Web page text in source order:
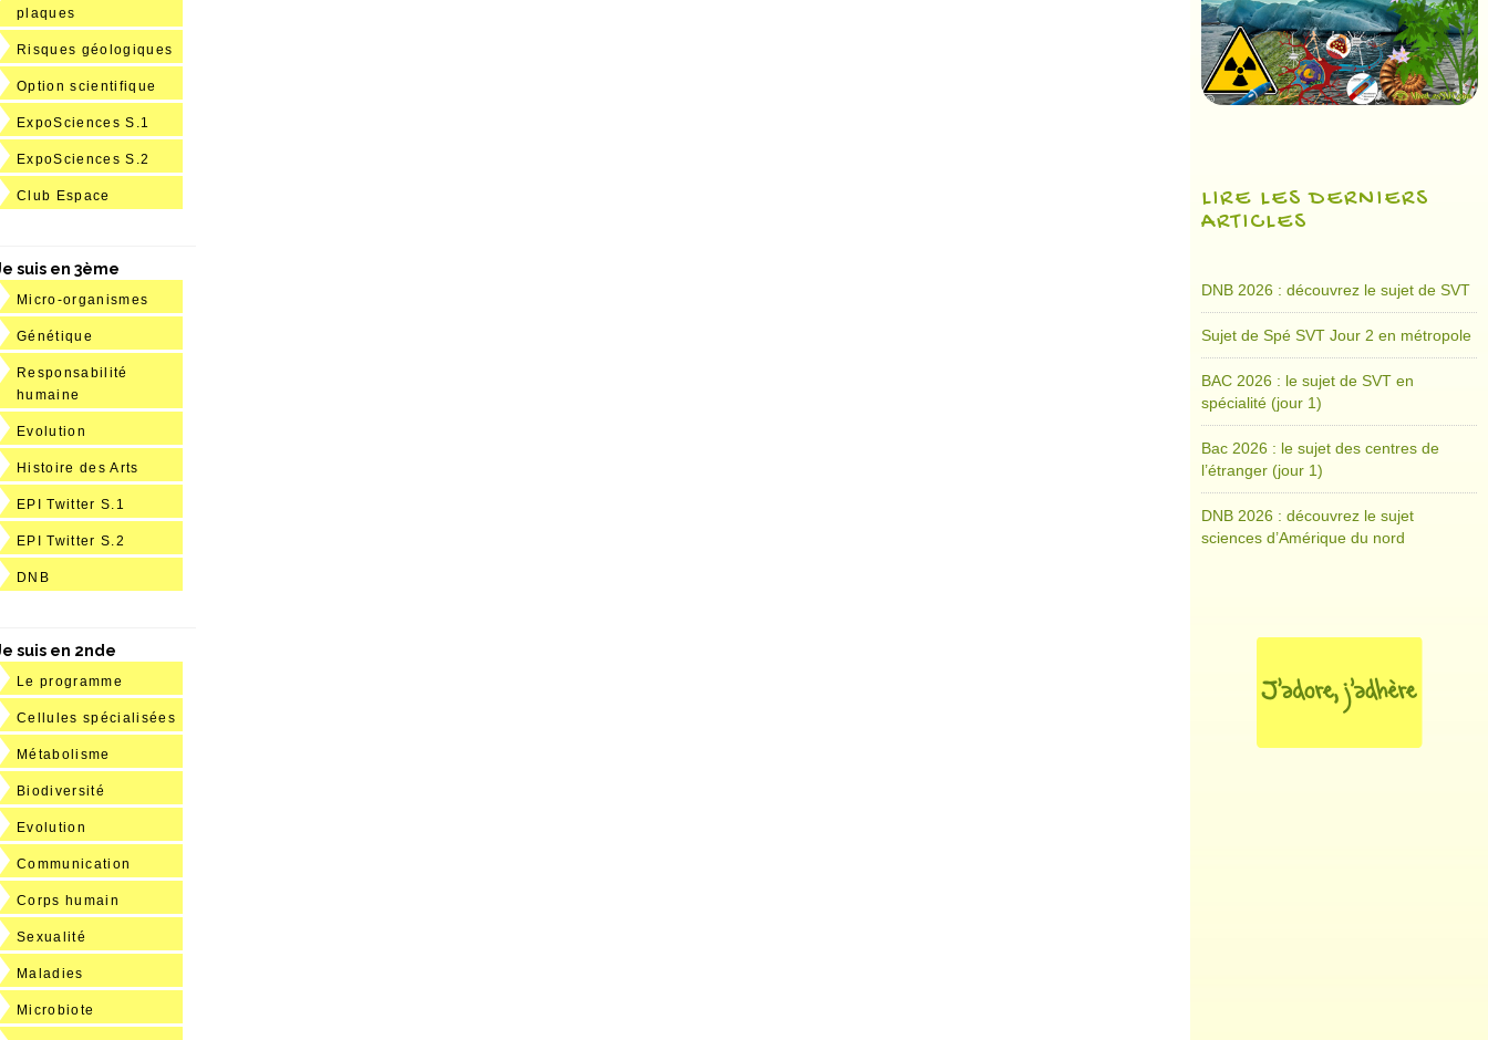
plaques
Risques géologiques
Option scientifique
ExpoSciences S.1
ExpoSciences S.2
Club Espace
suis en 3ème
Micro-organismes
Génétique
Responsabilité
humaine
Evolution
Histoire des Arts
EPI Twitter S.1
EPI Twitter S.2
DNB
suis en 2nde
Le programme
Cellules spécialisées
Métabolisme
Biodiversité
Evolution
Communication
Corps humain
Sexualité
Maladies
Microbiote
LIRE LES DERNIERS
ARTICLES
DNB 2026 : découvrez le sujet de SVT
Sujet de Spé SVT Jour 2 en métropole
BAC 2026 : le sujet de SVT en
spécialité (jour 1)
Bac 2026 : le sujet des centres de
l’étranger (jour 1)
DNB 2026 : découvrez le sujet
sciences d’Amérique du nord